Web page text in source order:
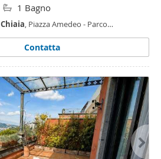
1 Bagno
Chiaia, Piazza Amedeo - Parco
Contatta